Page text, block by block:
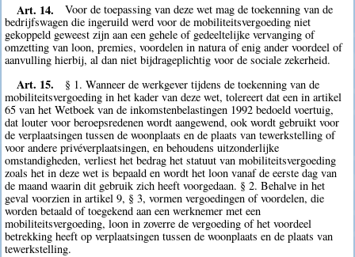
Art. 14.
Voor de toepassing van deze wet mag de toekenning van de
bedrijfswagen die ingeruild werd voor de mobiliteitsvergoeding niet
gekoppeld geweest zijn aan een gehele of gedeeltelijke vervanging of
omzetting van loon, premies, voordelen in natura of enig ander voordeel of
aanvulling hierbij, al dan niet bijdrageplichtig voor de sociale zekerheid.
Art. 15.
§ 1. Wanneer de werkgever tijdens de toekenning van de
mobiliteitsvergoeding in het kader van deze wet, tolereert dat een in artikel
65 van het Wetboek van de inkomstenbelastingen 1992 bedoeld voertuig,
dat louter voor beroepsredenen wordt aangewend, ook wordt gebruikt voor
de verplaatsingen tussen de woonplaats en de plaats van tewerkstelling of
voor andere privéverplaatsingen, en behoudens uitzonderlijke
omstandigheden, verliest het bedrag het statuut van mobiliteitsvergoeding
zoals het in deze wet is bepaald en wordt het loon vanaf de eerste dag van
de maand waarin dit gebruik zich heeft voorgedaan. § 2. Behalve in het
geval voorzien in artikel 9, § 3, vormen vergoedingen of voordelen, die
worden betaald of toegekend aan een werknemer met een
mobiliteitsvergoeding, loon in zoverre de vergoeding of het voordeel
betrekking heeft op verplaatsingen tussen de woonplaats en de plaats van
tewerkstelling.